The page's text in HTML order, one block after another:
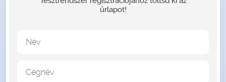
űrlapot!
Név
Cégnév